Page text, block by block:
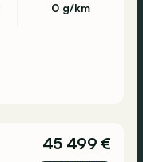
0 g/km
45 499 €